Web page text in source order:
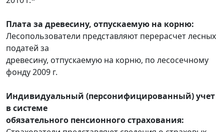
Плата за древесину, отпускаемую на корню:
Лесопользователи представляют перерасчет лесных
податей за
древесину, отпускаемую на корню, по лесосечному
фонду 2009 г.
Индивидуальный (персонифицированный) учет
в системе
обязательного пенсионного страхования: